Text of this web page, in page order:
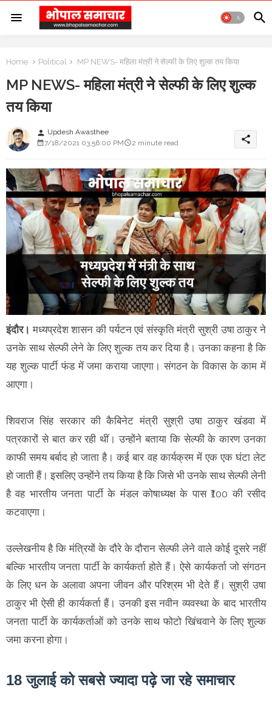
Home Political MP NEWS- महिला मंत्री ने सेल्फी के लिए शुल्क तय किया
MP NEWS- महिला मंत्री ने सेल्फी के लिए शुल्क
तय किया
person Updesh Awasthee
7/18/2021 03:56:00 PM
2 minute read share
इंदौर।मध्यप्रदेश शासन की पर्यटन एवं संस्कृति मंत्री सुश्री उषा ठाकुर ने
उनके साथ सेल्फी लेने के लिए शुल्क तय कर दिया है। उनका कहना है कि
यह शुल्क पार्टी फंड में जमा कराया जाएगा। संगठन के विकास के काम में
आएगा।
शिवराज सिंह सरकार की कैबिनेट मंत्री सुश्री उषा ठाकुर खंडवा में
पत्रकारों से बात कर रही थीं। उन्होंने बताया कि सेल्फी के कारण उनका
काफी समय बर्बाद हो जाता है। कई बार वह कार्यक्रम में एक एक घंटा लेट
हो जाती हैं। इसलिए उन्होंने तय किया है कि जिसे भी उनके साथ सेल्फी लेनी
है वह भारतीय जनता पार्टी के मंडल कोषाध्यक्ष के पास ₹100 की रसीद
कटवाएगा।
उल्लेखनीय है कि मंत्रियों के दौरे के दौरान सेल्फी लेने वाले कोई दूसरे नहीं
बल्कि भारतीय जनता पार्टी के कार्यकर्ता होते हैं। ऐसे कार्यकर्ता जो संगठन
के लिए धन के अलावा अपना जीवन और परिश्रम भी देते हैं। सुश्री उषा
ठाकुर भी ऐसी ही कार्यकर्ता हैं। उनकी इस नवीन व्यवस्था के बाद भारतीय
जनता पार्टी के कार्यकर्ताओं को उनके साथ फोटो खिंचवाने के लिए शुल्क
जमा करना होगा।
18 जुलाई को सबसे ज्यादा पढ़े जा रहे समाचार